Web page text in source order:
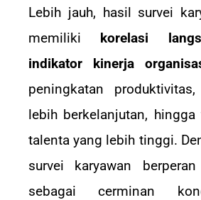
Lebih jauh, hasil survei
memiliki korelasi
indikator kinerja
peningkatan
lebih berkelanjutan,
talenta yang lebih tinggi.
survei karyawan
sebagai cerminan